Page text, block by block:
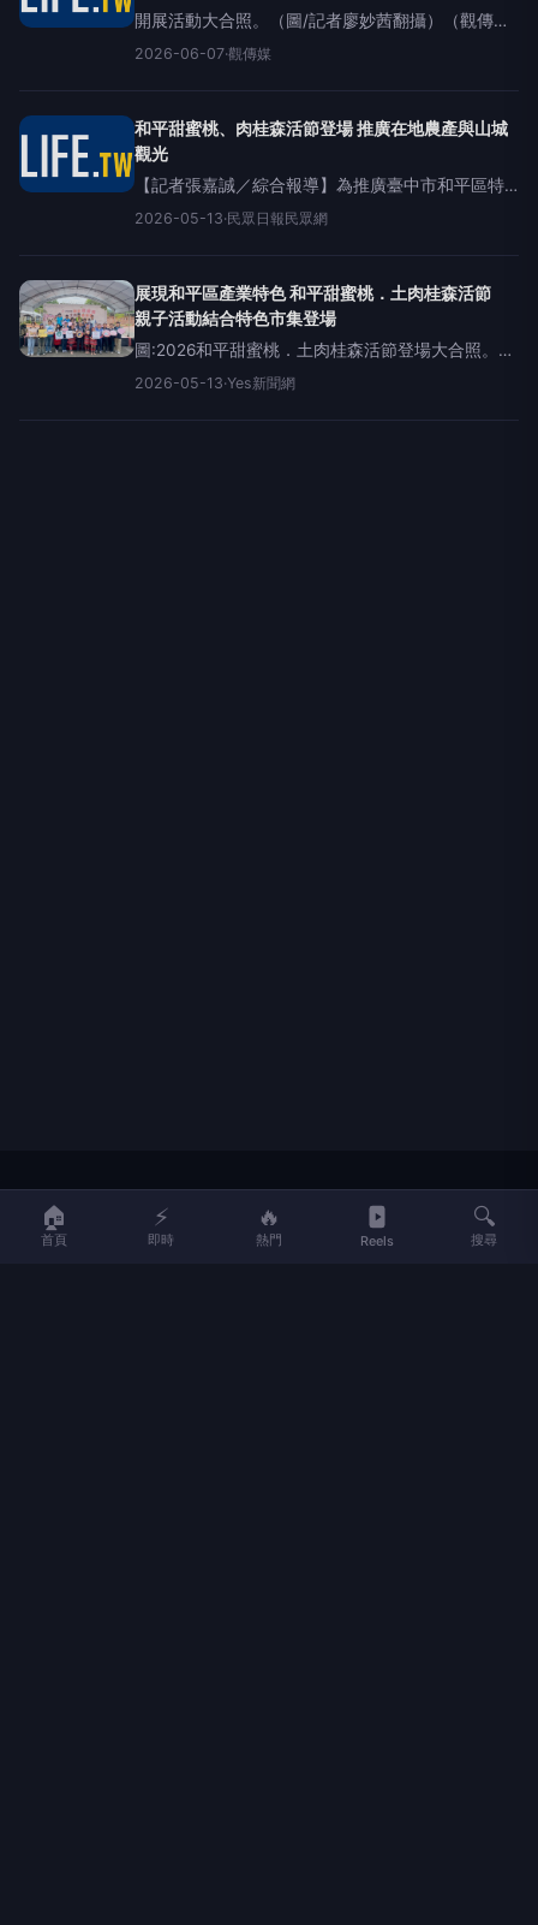
開展活動大合照。（圖/記者廖妙茜翻攝）（觀傳媒
中彰投新聞）【記者廖妙茜/台中報導】由台中市政
流協會共同主辦的「南島共生
2026-06-07·觀傳媒
和平甜蜜桃、肉桂森活節登場 推廣在地農產與山城
觀光
【記者張嘉誠／綜合報導】為推廣臺中市和平區特
色農產及地方觀光資源，臺中市和平區公所5月9日
甜蜜桃．土肉桂森活節」，活動以和平區4月至5
2026-05-13·民眾日報民眾網
展現和平區產業特色 和平甜蜜桃．土肉桂森活節
親子活動結合特色市集登場
圖:2026和平甜蜜桃．土肉桂森活節登場大合照。
(圖/主辦單位提供)(記者孟倩玉報導&nbsp;)為推廣
平區公所5月9日
2026-05-13·Yes新聞網
LIFE
LIFE 生活網是台灣領先的生活資訊平台，提供即時新聞、生活、健康、
🏠
首頁
⚡
即時
🔥
熱門 Reels
🔍
搜尋